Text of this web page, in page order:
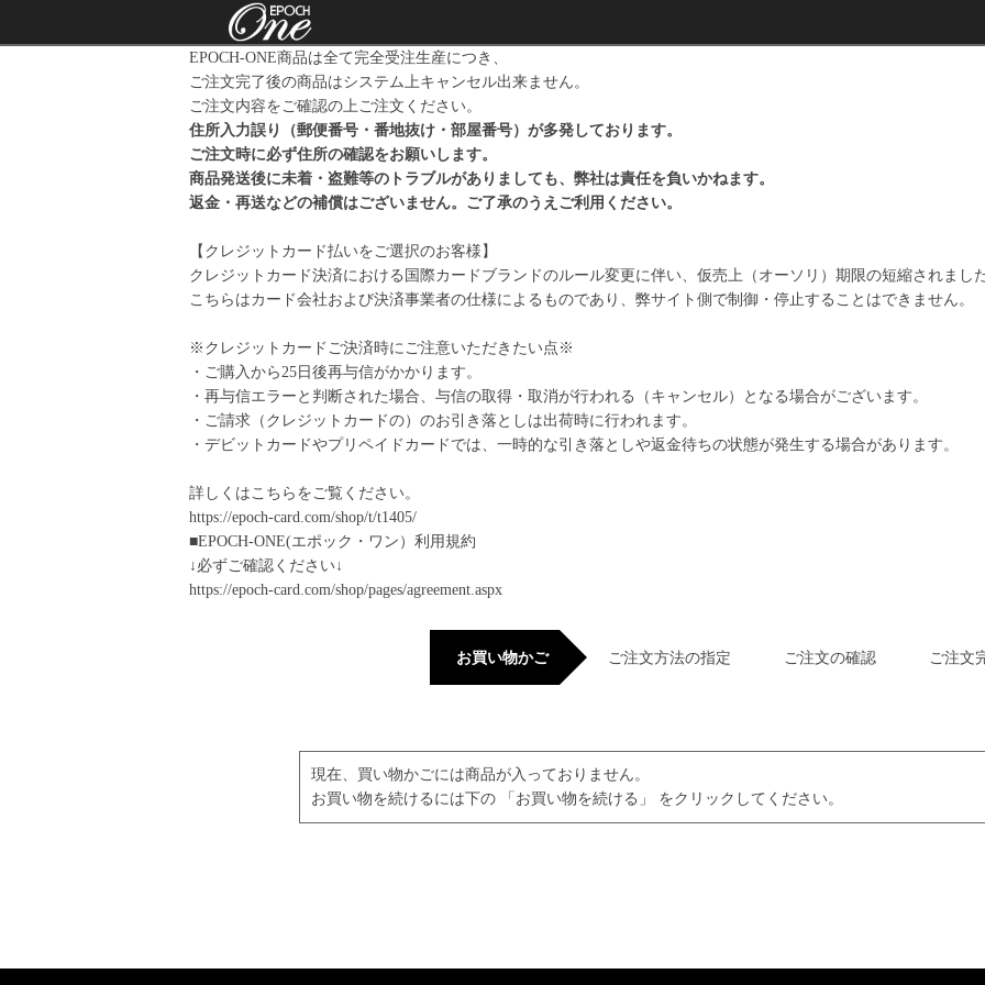
EPOCH-ONE商品は全て完全受注生産につき、
ご注文完了後の商品はシステム上キャンセル出来ません。
ご注文内容をご確認の上ご注文ください。
住所入力誤り（郵便番号・番地抜け・部屋番号）が多発しております。
ご注文時に必ず住所の確認をお願いします。
商品発送後に未着・盗難等のトラブルがありましても、弊社は責任を負いかねます。
返金・再送などの補償はございません。ご了承のうえご利用ください。
【クレジットカード払いをご選択のお客様】
クレジットカード決済における国際カードブランドのルール変更に伴い、仮売上（オーソリ）期限の短縮されまし
こちらはカード会社および決済事業者の仕様によるものであり、弊サイト側で制御・停止することはできません。
※クレジットカードご決済時にご注意いただきたい点※
・ご購入から25日後再与信がかかります。
・再与信エラーと判断された場合、与信の取得・取消が行われる（キャンセル）となる場合がございます。
・ご請求（クレジットカードの）のお引き落としは出荷時に行われます。
・デビットカードやプリペイドカードでは、一時的な引き落としや返金待ちの状態が発生する場合があります。
詳しくはこちらをご覧ください。
https://epoch-card.com/shop/t/t1405/
■EPOCH-ONE(エポック・ワン）利用規約
↓必ずご確認ください↓
https://epoch-card.com/shop/pages/agreement.aspx
お買い物かご ご注文方法の指定 ご注文の確認 ご注文
現在、買い物かごには商品が入っておりません。
お買い物を続けるには下の 「お買い物を続ける」 をクリックしてください。